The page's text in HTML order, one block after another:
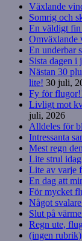
Växlande
Somrig och
En väldigt fin
Omväxlande
En underbar
Sista dagen i
Nästan 30
lite! 30 juli,
Fy för
Livligt mot
juli, 2026
Alldeles för
Intressanta
Mest regn
Lite strul idag
Lite av varje
En dag att
För mycket
Något
Slut på
Regn ute,
(ingen rubrik)